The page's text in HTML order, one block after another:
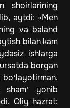
shoirlarining
aytdi: «Men
va baland
bilan kam
ishlarga
borgan
yonib
Oliy hazrat: